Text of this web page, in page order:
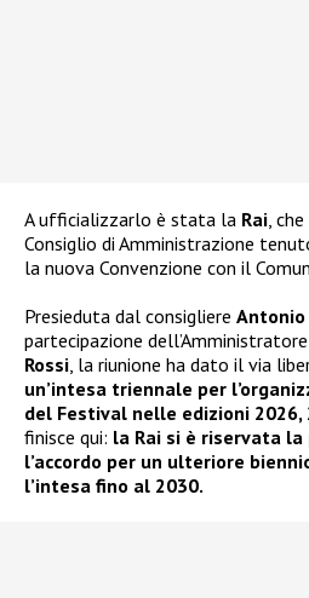
A ufficializzarlo è stata la Rai,
Consiglio di Amministrazione
la nuova Convenzione con il
Presieduta dal consigliere Antonio
partecipazione
Rossi, la riunione ha dato il via
un’intesa triennale per
del Festival nelle edizioni 2026,
finisce qui: la Rai si è riservata
l’accordo per un ulteriore
l’intesa fino al 2030.